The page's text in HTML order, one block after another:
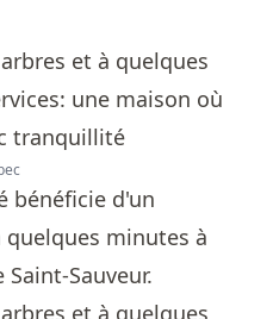
bénéficie d'un
minutes à
Sauveur.